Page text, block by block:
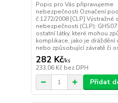
Popis pro Vás připravujeme
nebezpečnosti Označení
č.1272/2008 [CLP] Výstražné
nebezpečnosti (CLP):
ostatní látky, které mohou
komplikace, jako je dráždění
nebo způsobující závratě či
282 Kč/ks
233,06 Kč bez DPH
Přidat